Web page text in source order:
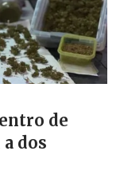
de
dos